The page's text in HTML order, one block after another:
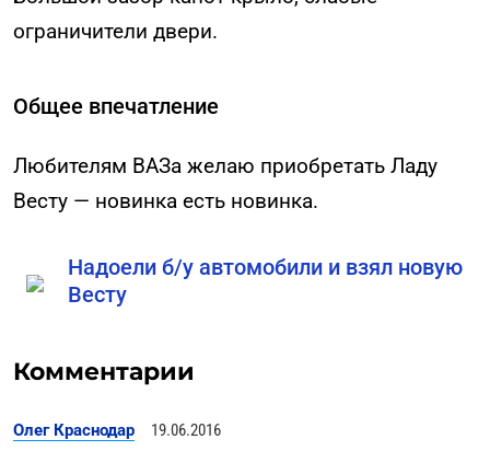
ограничители двери.
Общее впечатление
Любителям ВАЗа желаю приобретать Ладу
Весту — новинка есть новинка.
Надоели б/у автомобили и взял новую
Весту
Комментарии
Олег Краснодар 19.06.2016